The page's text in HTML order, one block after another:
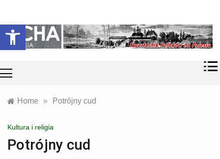
Otwórz pasek narzędzi
content
Echa
Polesia
współczesność
Polaków na
Polesiu.
Home » Potrójny cud
Kultura i religia
Potrójny cud